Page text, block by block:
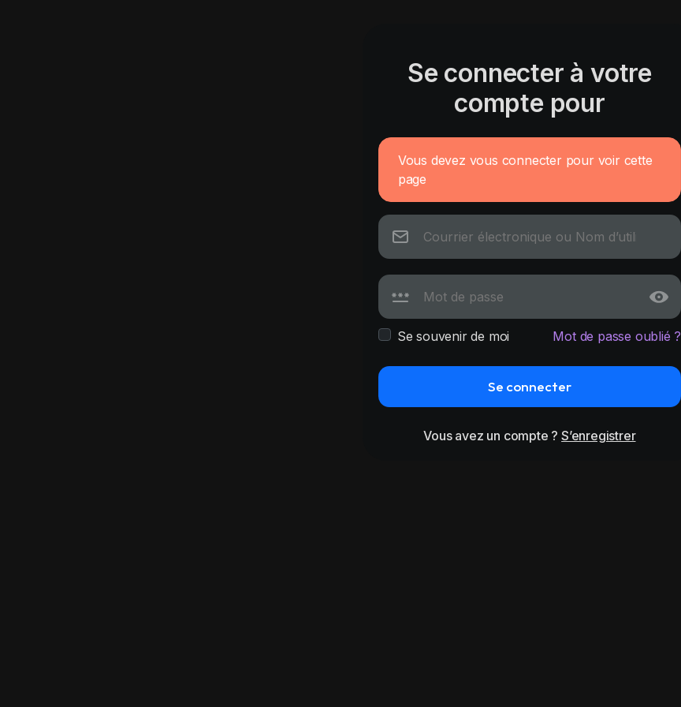
Se connecter à votre
compte pour
Vous devez vous connecter pour voir cette
page
Se souvenir de moi Mot de passe oublié ?
Se connecter
Vous avez un compte ?S’enregistrer